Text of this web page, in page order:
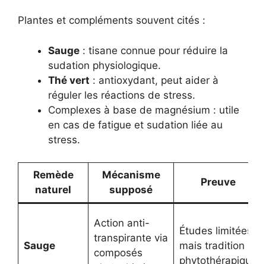
Plantes et compléments souvent cités :
Sauge : tisane connue pour réduire la
sudation physiologique.
Thé vert : antioxydant, peut aider à
réguler les réactions de stress.
Complexes à base de magnésium : utile
en cas de fatigue et sudation liée au
stress.
Remède
naturel
Mécanisme
supposé
Preuve
Sauge
Action anti-
transpirante via
composés
Études limitées
mais tradition
phytothérapique